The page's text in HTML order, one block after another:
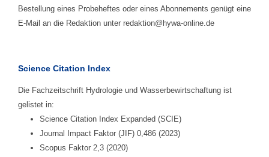
Bestellung eines Probeheftes oder eines Abonnements genügt eine
E-Mail an die Redaktion unter redaktion@hywa-online.de
Science Citation Index
Die Fachzeitschrift Hydrologie und Wasserbewirtschaftung ist
gelistet in:
Science Citation Index Expanded (SCIE)
Journal Impact Faktor (JIF) 0,486 (2023)
Scopus Faktor 2,3 (2020)